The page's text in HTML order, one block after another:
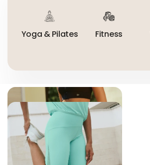
Yoga & Pilates Fitness